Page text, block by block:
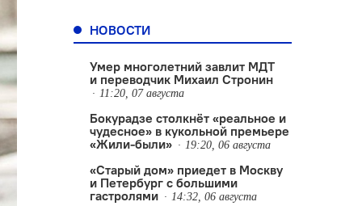
НОВОСТИ
Умер многолетний завлит МДТ
и переводчик Михаил Стронин
11:20, 07 августа
Бокурадзе столкнëт «реальное и
чудесное» в кукольной премьере
«Жили-были»
19:20, 06 августа
«Старый дом» приедет в Москву
и Петербург с большими
гастролями
14:32, 06 августа